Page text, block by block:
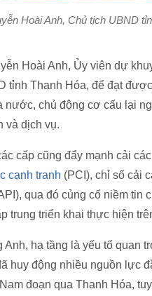
Hoài Anh, Chủ tịch UBND
Hoài Anh, Ủy viên dự
tỉnh Thanh Hóa, để đạt
nước, chủ động cơ cấu lại
và dịch vụ.
cấp cũng đẩy mạnh cải
cạnh tranh (PCI), chỉ số cải
qua đó củng cố niềm tin
trung triển khai thực hiện
Anh, hạ tầng là yếu tố quan
huy động nhiều nguồn lực
đoạn qua Thanh Hóa,